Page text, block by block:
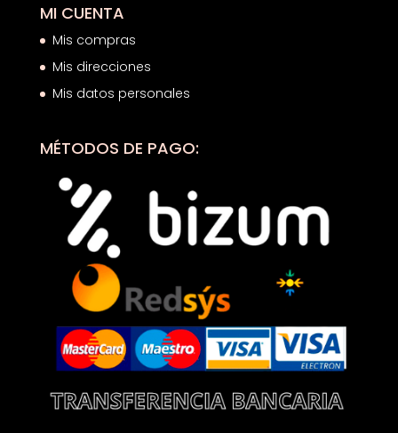
MI CUENTA
Mis compras
Mis direcciones
Mis datos personales
MÉTODOS DE PAGO: